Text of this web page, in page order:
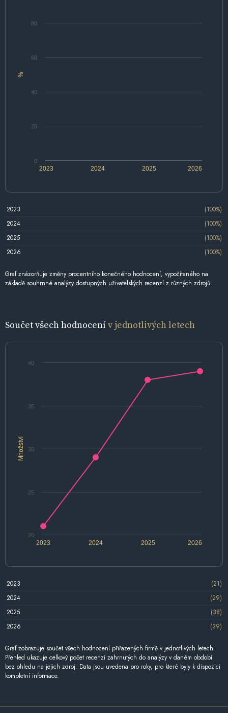
%
2024 2026
2023 2025
0
20
40
60
80
2023
(100%)
2024
(100%)
2025
(100%)
2026
(100%)
Graf znázorňuje změny procentního konečného hodnocení, vypočítaného na
základě souhrnné analýzy dostupných uživatelských recenzí z různých zdrojů.
Součet všech hodnocenív jednotlivých letech
Množství
2024 2026
2023 2025
20
25
30
35
40
2023
(21)
2024
(29)
2025
(38)
2026
(39)
Graf zobrazuje součet všech hodnocení přiřazených firmě v jednotlivých letech.
Přehled ukazuje celkový počet recenzí zahrnutých do analýzy v daném období
bez ohledu na jejich zdroj. Data jsou uvedena pro roky, pro které byly k dispozici
kompletní informace.